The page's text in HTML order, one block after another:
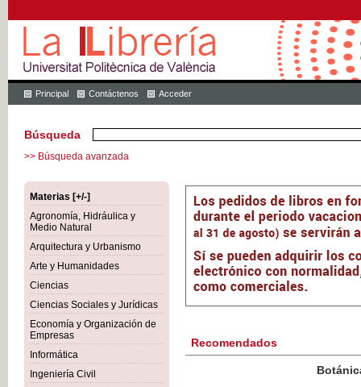
Principal Contáctenos Acceder
Búsqueda
>> Búsqueda avanzada
Materias [+/-]
Agronomía, Hidráulica y
Medio Natural
Arquitectura y Urbanismo
Arte y Humanidades
Ciencias
Ciencias Sociales y Jurídicas
Economía y Organización de
Empresas
Informática
Ingeniería Civil
Recomendados
Botánica Agroalimentaria